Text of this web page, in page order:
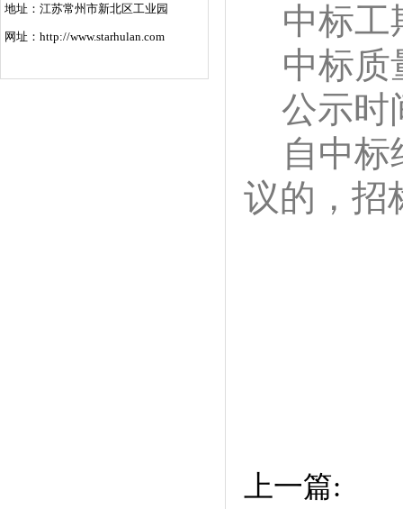
中标工
中标质
公示时
自中
议的，招
上一篇:
地址：江苏常州市新北区工业园
网址：http://www.starhulan.com